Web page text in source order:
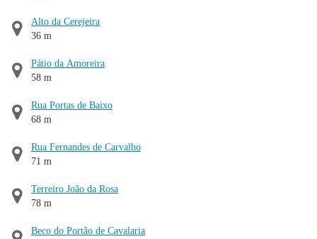
Alto da Cerejeira
36 m
Pátio da Amoreira
58 m
Rua Portas de Baixo
68 m
Rua Fernandes de Carvalho
71 m
Terreiro João da Rosa
78 m
Beco do Portão de Cavalaria